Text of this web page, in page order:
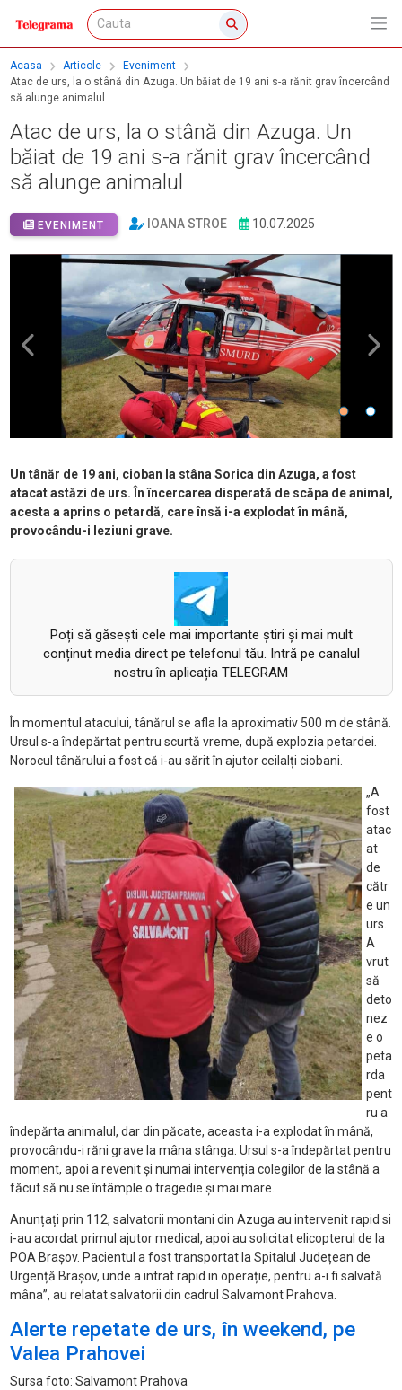
Acasa Articole
Eveniment
Atac de urs, la o stână din Azuga. Un băiat de 19 ani s-a rănit grav încercând
să alunge animalul
Atac de urs, la o stână din Azuga. Un
băiat de 19 ani s-a rănit grav încercând
să alunge animalul
EVENIMENT IOANA STROE 10.07.2025
Un tânăr de 19 ani, cioban la stâna Sorica din Azuga, a fost
atacat astăzi de urs. În încercarea disperată de scăpa de animal,
acesta a aprins o petardă, care însă i-a explodat în mână,
provocându-i leziuni grave.
Poți să găsești cele mai importante știri și mai mult
conținut media direct pe telefonul tău. Intră pe canalul
nostru în aplicația TELEGRAM
În momentul atacului, tânărul se afla la aproximativ 500 m de stână.
Ursul s-a îndepărtat pentru scurtă vreme, după explozia petardei.
Norocul tânărului a fost că i-au sărit în ajutor ceilalți ciobani.
„A
fost
atac
at
de
cătr
e un
urs.
A
vrut
să
deto
nez
e o
peta
rda
pent
ru a
îndepărta animalul, dar din păcate, aceasta i-a explodat în mână,
provocându-i răni grave la mâna stânga. Ursul s-a îndepărtat pentru
moment, apoi a revenit și numai intervenția colegilor de la stână a
făcut să nu se întâmple o tragedie și mai mare.
Anunțați prin 112, salvatorii montani din Azuga au intervenit rapid si
i-au acordat primul ajutor medical, apoi au solicitat elicopterul de la
POA Brașov. Pacientul a fost transportat la Spitalul Județean de
Urgență Brașov, unde a intrat rapid in operație, pentru a-i fi salvată
mâna”, au relatat salvatorii din cadrul Salvamont Prahova.
Alerte repetate de urs, în weekend, pe
Valea Prahovei
Sursa foto: Salvamont Prahova